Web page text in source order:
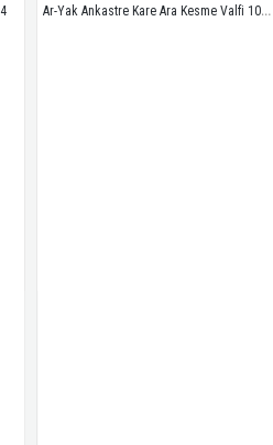
Ar-Yak Ankastre Kare Ara Kesme Valfi 102111531